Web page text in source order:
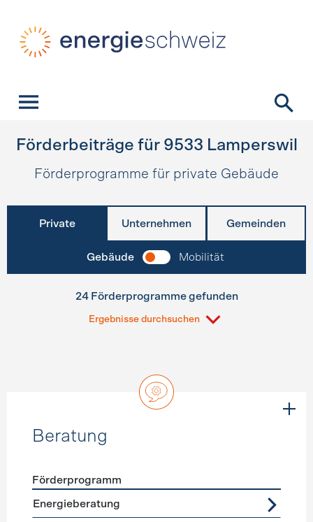
Förderbeiträge für 9533 Lamperswil
Förderprogramme für private Gebäude
Private Unternehmen Gemeinden
Gebäude Mobilität
24 Förderprogramme gefunden
Ergebnisse durchsuchen
Beratung
Förderprogramme
Förderprogramm
Energieberatung